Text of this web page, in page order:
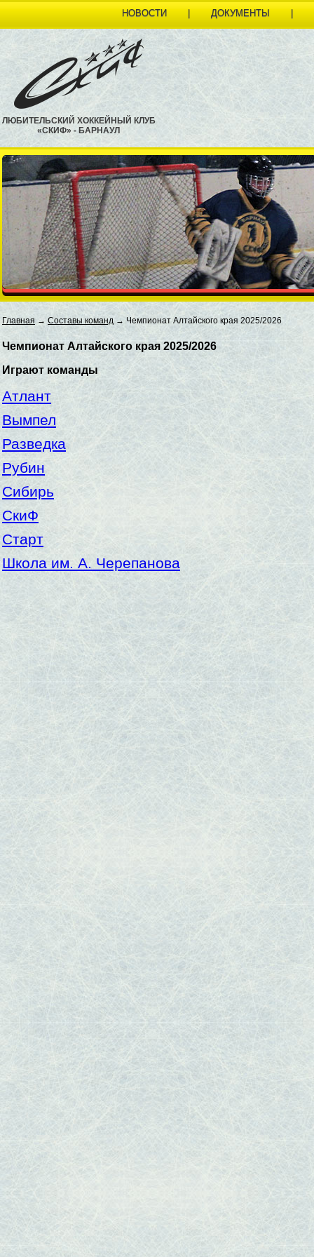
НОВОСТИ | ДОКУМЕНТЫ |
ЛЮБИТЕЛЬСКИЙ ХОККЕЙНЫЙ КЛУБ
«СКИФ» - БАРНАУЛ
Главная → Составы команд → Чемпионат Алтайского края 2025/2026
Чемпионат Алтайского края 2025/2026
Играют команды
Атлант
Вымпел
Разведка
Рубин
Сибирь
СкиФ
Старт
Школа им. А. Черепанова